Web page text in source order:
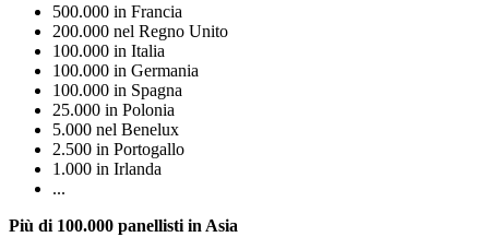
500.000 in Francia
200.000 nel Regno Unito
100.000 in Italia
100.000 in Germania
100.000 in Spagna
25.000 in Polonia
5.000 nel Benelux
2.500 in Portogallo
1.000 in Irlanda
...
Più di 100.000 panellisti in Asia